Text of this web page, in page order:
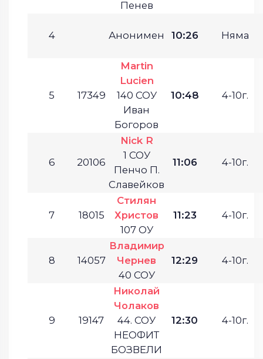
Пенев
4 Анонимен 10:26 Няма
5 17349
Martin
Lucien
140 СОУ
Иван
Богоров
10:48 4-10г.
6 20106
Nick R
1 СОУ
Пенчо П.
Славейков
11:06 4-10г.
7 18015
Стилян
Христов
107 ОУ
11:23 4-10г.
8 14057
Владимир
Чернев
40 СОУ
12:29 4-10г.
9 19147
Николай
Чолаков
44. СОУ
НЕОФИТ
БОЗВЕЛИ
12:30 4-10г.